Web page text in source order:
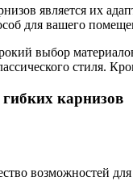
является их
для вашего
выбор
стиля.
карнизов
возможностей